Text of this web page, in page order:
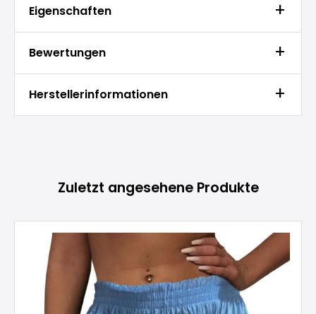
Eigenschaften
Bewertungen
Herstellerinformationen
Zuletzt angesehene Produkte